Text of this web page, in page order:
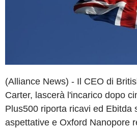
(Alliance News) - Il CEO di
Carter, lascerà l'incarico dopo
Plus500 riporta ricavi ed Ebitda
aspettative e Oxford Nanopore